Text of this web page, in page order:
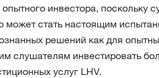
инвестора, поскольку
может стать настоящим
решений как для
слушателям инвестировать
услуг LHV.